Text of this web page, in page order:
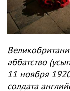
аббатство
11 ноября
солдата